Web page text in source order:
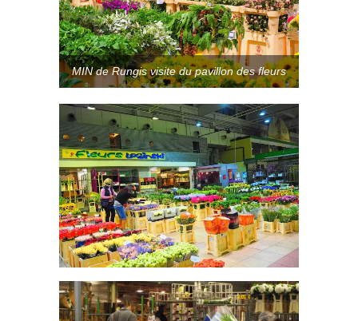
MIN de Rungis visite du pavillon des fleurs